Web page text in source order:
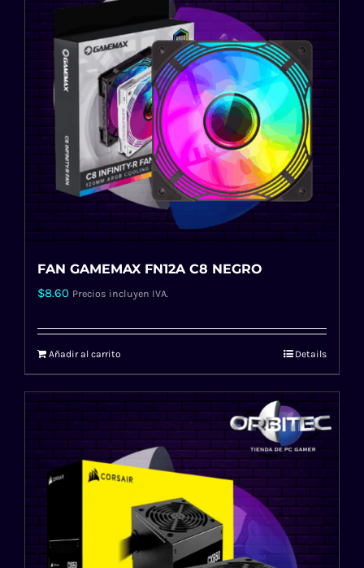
FAN GAMEMAX FN12A C8 NEGRO
$8.60 Precios incluyen IVA.
Añadir al carrito Details